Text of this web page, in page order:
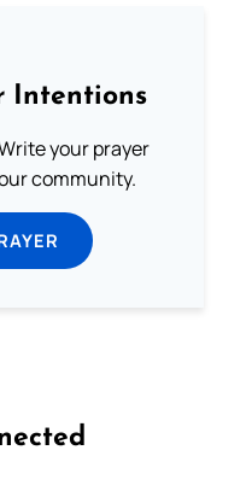
Intentions
your prayer
community.